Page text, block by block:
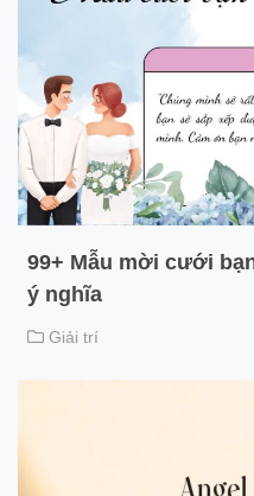
99+ Mẫu mời cưới
ý nghĩa
Giải trí